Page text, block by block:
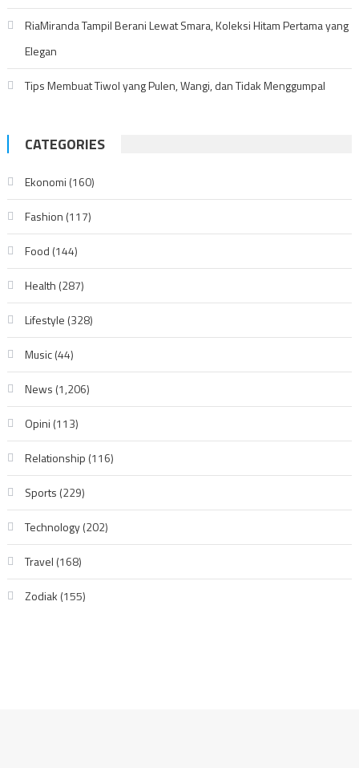
RiaMiranda Tampil Berani Lewat Smara, Koleksi Hitam Pertama yang
Elegan
Tips Membuat Tiwol yang Pulen, Wangi, dan Tidak Menggumpal
CATEGORIES
Ekonomi (160)
Fashion (117)
Food (144)
Health (287)
Lifestyle (328)
Music(44)
News (1,206)
Opini (113)
Relationship (116)
Sports (229)
Technology(202)
Travel (168)
Zodiak (155)